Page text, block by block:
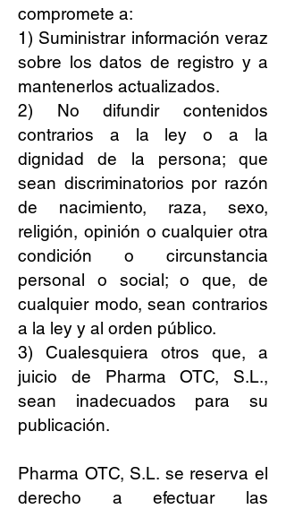
compromete a:
1) Suministrar información veraz
sobre los datos de registro y a
mantenerlos actualizados.
2) No difundir contenidos
contrarios a la ley o a la
dignidad de la persona; que
sean discriminatorios por razón
de nacimiento, raza, sexo,
religión, opinión o cualquier otra
condición o circunstancia
personal o social; o que, de
cualquier modo, sean contrarios
a la ley y al orden público.
3) Cualesquiera otros que, a
juicio de Pharma OTC, S.L.,
sean inadecuados para su
publicación.
Pharma OTC, S.L. se reserva el
derecho a efectuar las